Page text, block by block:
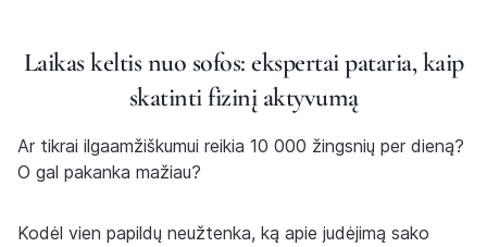
Laikas keltis nuo sofos: ekspertai pataria, kaip
skatinti fizinį aktyvumą
Ar tikrai ilgaamžiškumui reikia 10 000 žingsnių per dieną?
O gal pakanka mažiau?
Kodėl vien papildų neužtenka, ką apie judėjimą sako